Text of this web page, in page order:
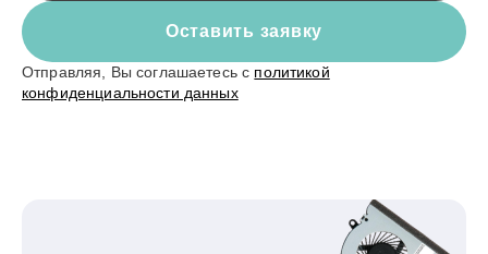
Оставить заявку
Отправляя, Вы соглашаетесь с политикой
конфиденциальности данных